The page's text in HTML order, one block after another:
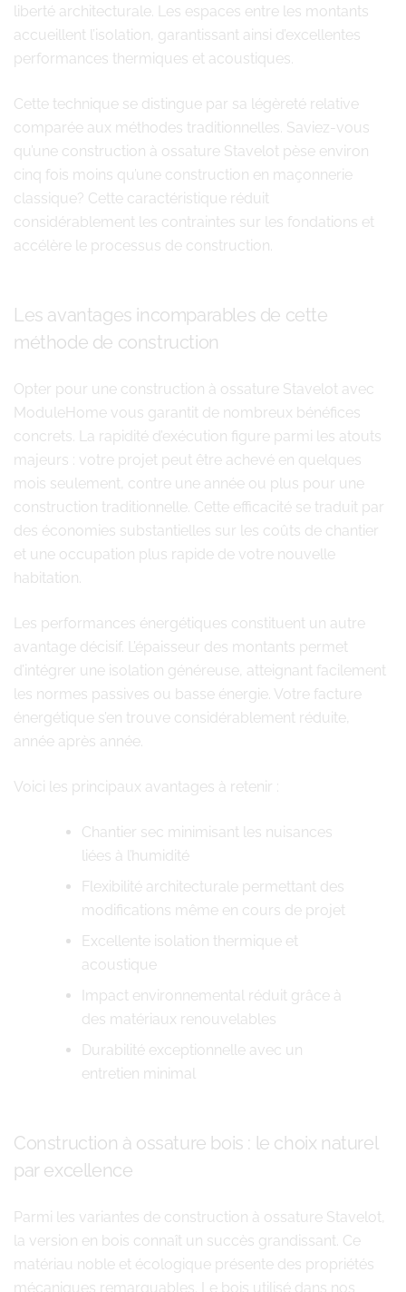
liberté architecturale. Les espaces entre les montants
accueillent l’isolation, garantissant ainsi d’excellentes
performances thermiques et acoustiques.
Cette technique se distingue par sa légèreté relative
comparée aux méthodes traditionnelles. Saviez-vous
qu’une construction à ossature Stavelot pèse environ
cinq fois moins qu’une construction en maçonnerie
classique? Cette caractéristique réduit
considérablement les contraintes sur les fondations et
accélère le processus de construction.
Les avantages incomparables de cette
méthode de construction
Opter pour une construction à ossature Stavelot avec
ModuleHome vous garantit de nombreux bénéfices
concrets. La rapidité d’exécution figure parmi les atouts
majeurs : votre projet peut être achevé en quelques
mois seulement, contre une année ou plus pour une
construction traditionnelle. Cette efficacité se traduit par
des économies substantielles sur les coûts de chantier
et une occupation plus rapide de votre nouvelle
habitation.
Les performances énergétiques constituent un autre
avantage décisif. L’épaisseur des montants permet
d’intégrer une isolation généreuse, atteignant facilement
les normes passives ou basse énergie. Votre facture
énergétique s’en trouve considérablement réduite,
année après année.
Voici les principaux avantages à retenir :
Chantier sec minimisant les nuisances
liées à l’humidité
Flexibilité architecturale permettant des
modifications même en cours de projet
Excellente isolation thermique et
acoustique
Impact environnemental réduit grâce à
des matériaux renouvelables
Durabilité exceptionnelle avec un
entretien minimal
Construction à ossature bois : le choix naturel
par excellence
Parmi les variantes de construction à ossature Stavelot,
la version en bois connaît un succès grandissant. Ce
matériau noble et écologique présente des propriétés
mécaniques remarquables. Le bois utilisé dans nos